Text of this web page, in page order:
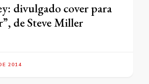
divulgado cover para
de Steve Miller
2014